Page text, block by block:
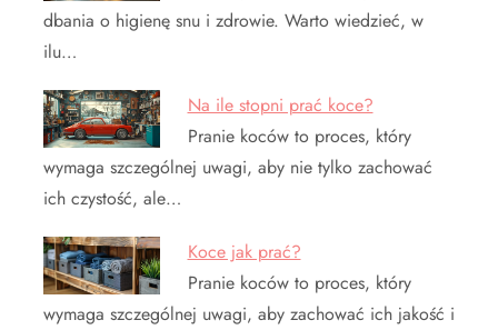
dbania o higienę snu i zdrowie. Warto wiedzieć, w
ilu…
Na ile stopni prać koce?
Pranie koców to proces, który
wymaga szczególnej uwagi, aby nie tylko zachować
ich czystość, ale…
Koce jak prać?
Pranie koców to proces, który
wymaga szczególnej uwagi, aby zachować ich jakość i